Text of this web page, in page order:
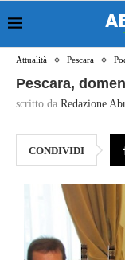
Attualità Pescara
Pescara,
scritto da Redazione
CONDIVIDI